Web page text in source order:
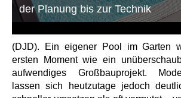
der Planung bis zur Technik
(DJD). Ein eigener Pool im Garten
ersten Moment wie ein
aufwendiges Großbauprojekt.
lassen sich heutzutage jedoch